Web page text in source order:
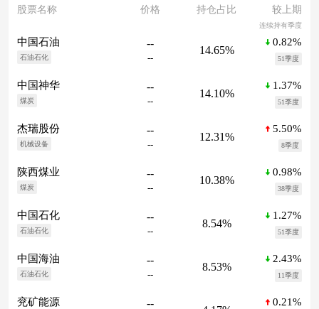
股票名称
价格 持仓占比 较上期
连续持有季度
中国石油
石油石化
--
--
14.65%
0.82%
51季度
中国神华
煤炭
--
--
14.10%
1.37%
51季度
杰瑞股份
机械设备
--
--
12.31%
5.50%
8季度
陕西煤业
煤炭
--
--
10.38%
0.98%
38季度
中国石化
石油石化
--
--
8.54%
1.27%
51季度
中国海油
石油石化
--
--
8.53%
2.43%
11季度
兖矿能源 -- 0.21%